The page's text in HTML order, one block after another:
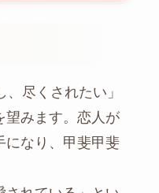
尽くされたい」
望みます。恋人が
になり、甲斐甲斐